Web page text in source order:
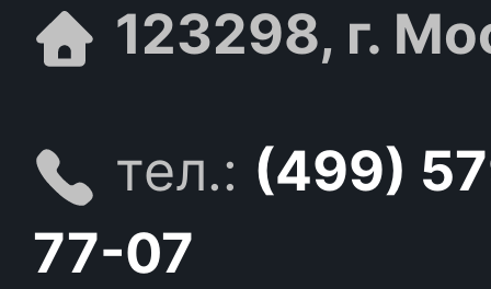
123298, г.
тел.: (499)
77-07